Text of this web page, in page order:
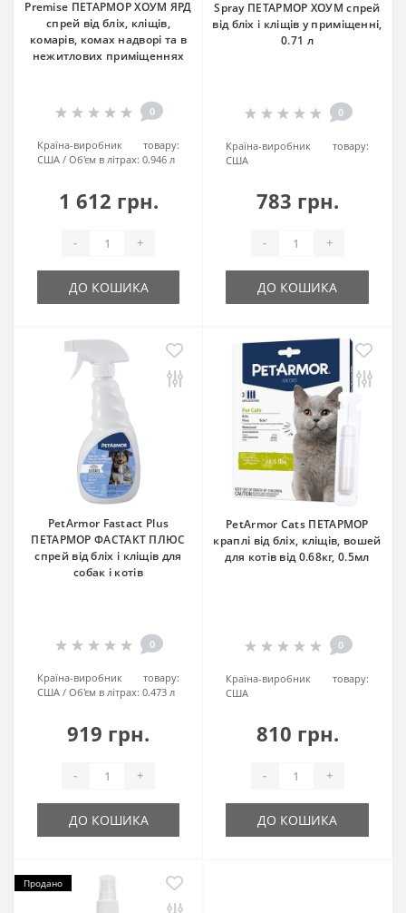
Premise ПЕТАРМОР ХОУМ ЯРД
спрей від бліх, кліщів,
комарів, комах надворі та в
нежитлових приміщеннях
0
Країна-виробник товару:
США
Об'єм в літрах: 0.946 л
1 612 грн.
- +
ДО КОШИКА
Spray ПЕТАРМОР ХОУМ спрей
від бліх і кліщів у приміщенні,
0.71 л
0
Країна-виробник товару:
США
783 грн.
- +
ДО КОШИКА
PetArmor Fastact Plus
ПЕТАРМОР ФАСТАКТ ПЛЮС
спрей від бліх і кліщів для
собак і котів
0
Країна-виробник товару:
США
Об'єм в літрах: 0.473 л
919 грн.
- +
ДО КОШИКА
PetArmor Cats ПЕТАРМОР
краплі від бліх, кліщів, вошей
для котів від 0.68кг, 0.5мл
0
Країна-виробник товару:
США
810 грн.
- +
ДО КОШИКА
Продано